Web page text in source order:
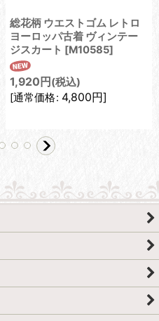
総花柄 ウエストゴム レトロ
ヨーロッパ古着 ヴィンテー
ジスカート [M10585]
1,920 円 (税込)
[通常価格: 4,800円]